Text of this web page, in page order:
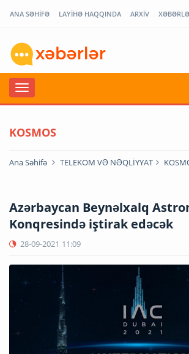
ANA SƏHİFƏ LAYİHƏ HAQQINDA ARXİV
KOSMOS
Ana Səhifə TELEKOM VƏ NƏQLİYYAT
Azərbaycan Beynəlxalq
Konqresində iştirak edəcək
28-09-2021 11:09